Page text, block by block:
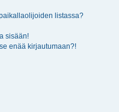
listassa?
sisään!
enää kirjautumaan?!